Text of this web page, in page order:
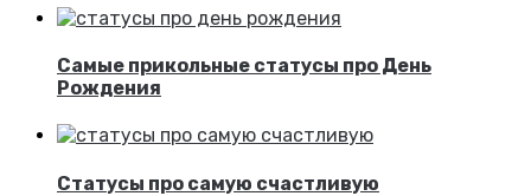
Самые прикольные статусы про День
Рождения
Статусы про самую счастливую